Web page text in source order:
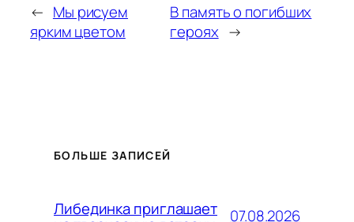
← Мы рисуем
ярким цветом
В память о погибших
героях →
БОЛЬШЕ ЗАПИСЕЙ
Либединка приглашает 07.08.2026